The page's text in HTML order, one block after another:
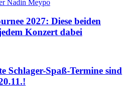
2027: Diese beiden
Konzert dabei
Schlager-Spaß-Termine sind